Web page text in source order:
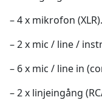
– 4 x mikrofon (XLR).
– 2 x mic / line /
– 6 x mic / line in
– 2 x linjeingång